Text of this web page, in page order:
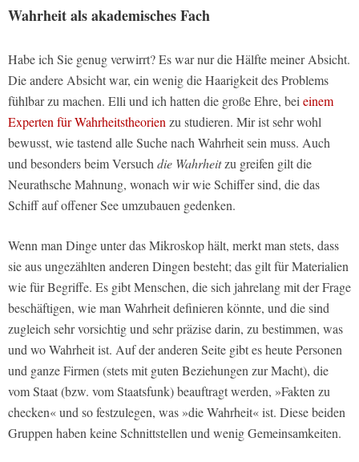
Wahrheit als akademisches Fach
Habe ich Sie genug verwirrt? Es war nur die Hälfte meiner Absicht.
Die andere Absicht war, ein wenig die Haarigkeit des Problems
fühlbar zu machen. Elli und ich hatten die große Ehre, beieinem
Experten für Wahrheitstheorienzu studieren. Mir ist sehr wohl
bewusst, wie tastend alle Suche nach Wahrheit sein muss. Auch
und besonders beim Versuchdie Wahrheitzu greifen gilt die
Neurathsche Mahnung, wonach wir wie Schiffer sind, die das
Schiff auf offener See umzubauen gedenken.
Wenn man Dinge unter das Mikroskop hält, merkt man stets, dass
sie aus ungezählten anderen Dingen besteht; das gilt für Materialien
wie für Begriffe. Es gibt Menschen, die sich jahrelang mit der Frage
beschäftigen, wie man Wahrheit definieren könnte, und die sind
zugleich sehr vorsichtig und sehr präzise darin, zu bestimmen, was
und wo Wahrheit ist. Auf der anderen Seite gibt es heute Personen
und ganze Firmen (stets mit guten Beziehungen zur Macht), die
vom Staat (bzw. vom Staatsfunk) beauftragt werden, »Fakten zu
checken« und so festzulegen, was »die Wahrheit« ist. Diese beiden
Gruppen haben keine Schnittstellen und wenig Gemeinsamkeiten.